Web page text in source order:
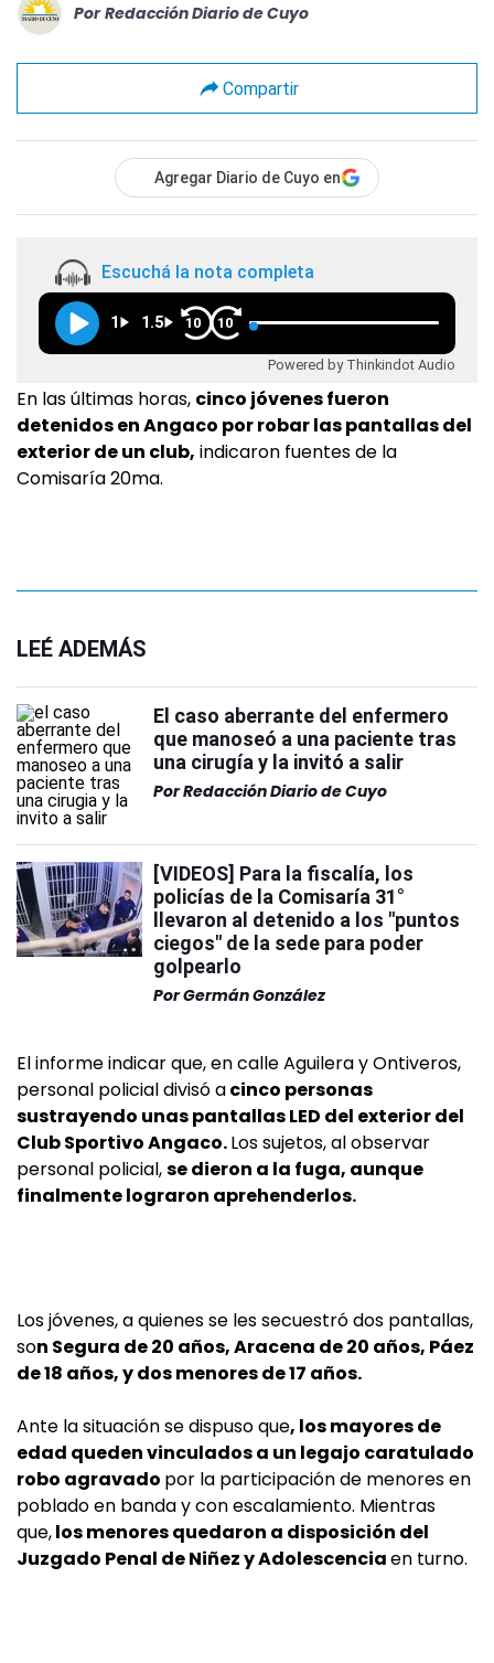
Por Redacción Diario de Cuyo
Compartir
Agregar Diario de Cuyo en
Escuchá la nota completa
1 1.5 10 10
Powered by Thinkindot Audio
En las últimas horas, cinco jóvenes fueron
detenidos en Angaco por robar las pantallas del
exterior de un club, indicaron fuentes de la
Comisaría 20ma.
LEÉ ADEMÁS
El caso aberrante del enfermero
que manoseó a una paciente tras
una cirugía y la invitó a salir
PorRedacción Diario de Cuyo
[VIDEOS] Para la fiscalía, los
policías de la Comisaría 31°
llevaron al detenido a los "puntos
ciegos" de la sede para poder
golpearlo
PorGermán González
El informe indicar que, en calle Aguilera y Ontiveros,
personal policial divisó acinco personas
sustrayendo unas pantallas LED del exterior del
Club Sportivo Angaco.Los sujetos, al observar
personal policial,se dieron a la fuga, aunque
finalmente lograron aprehenderlos.
Los jóvenes, a quienes se les secuestró dos pantallas,
son Segura de 20 años, Aracena de 20 años, Páez
de 18 años, y dos menores de 17 años.
Ante la situación se dispuso que, los mayores de
edad queden vinculados a un legajo caratulado
robo agravado por la participación de menores en
poblado en banda y con escalamiento. Mientras
que,los menores quedaron a disposición del
Juzgado Penal de Niñez y Adolescenciaen turno.